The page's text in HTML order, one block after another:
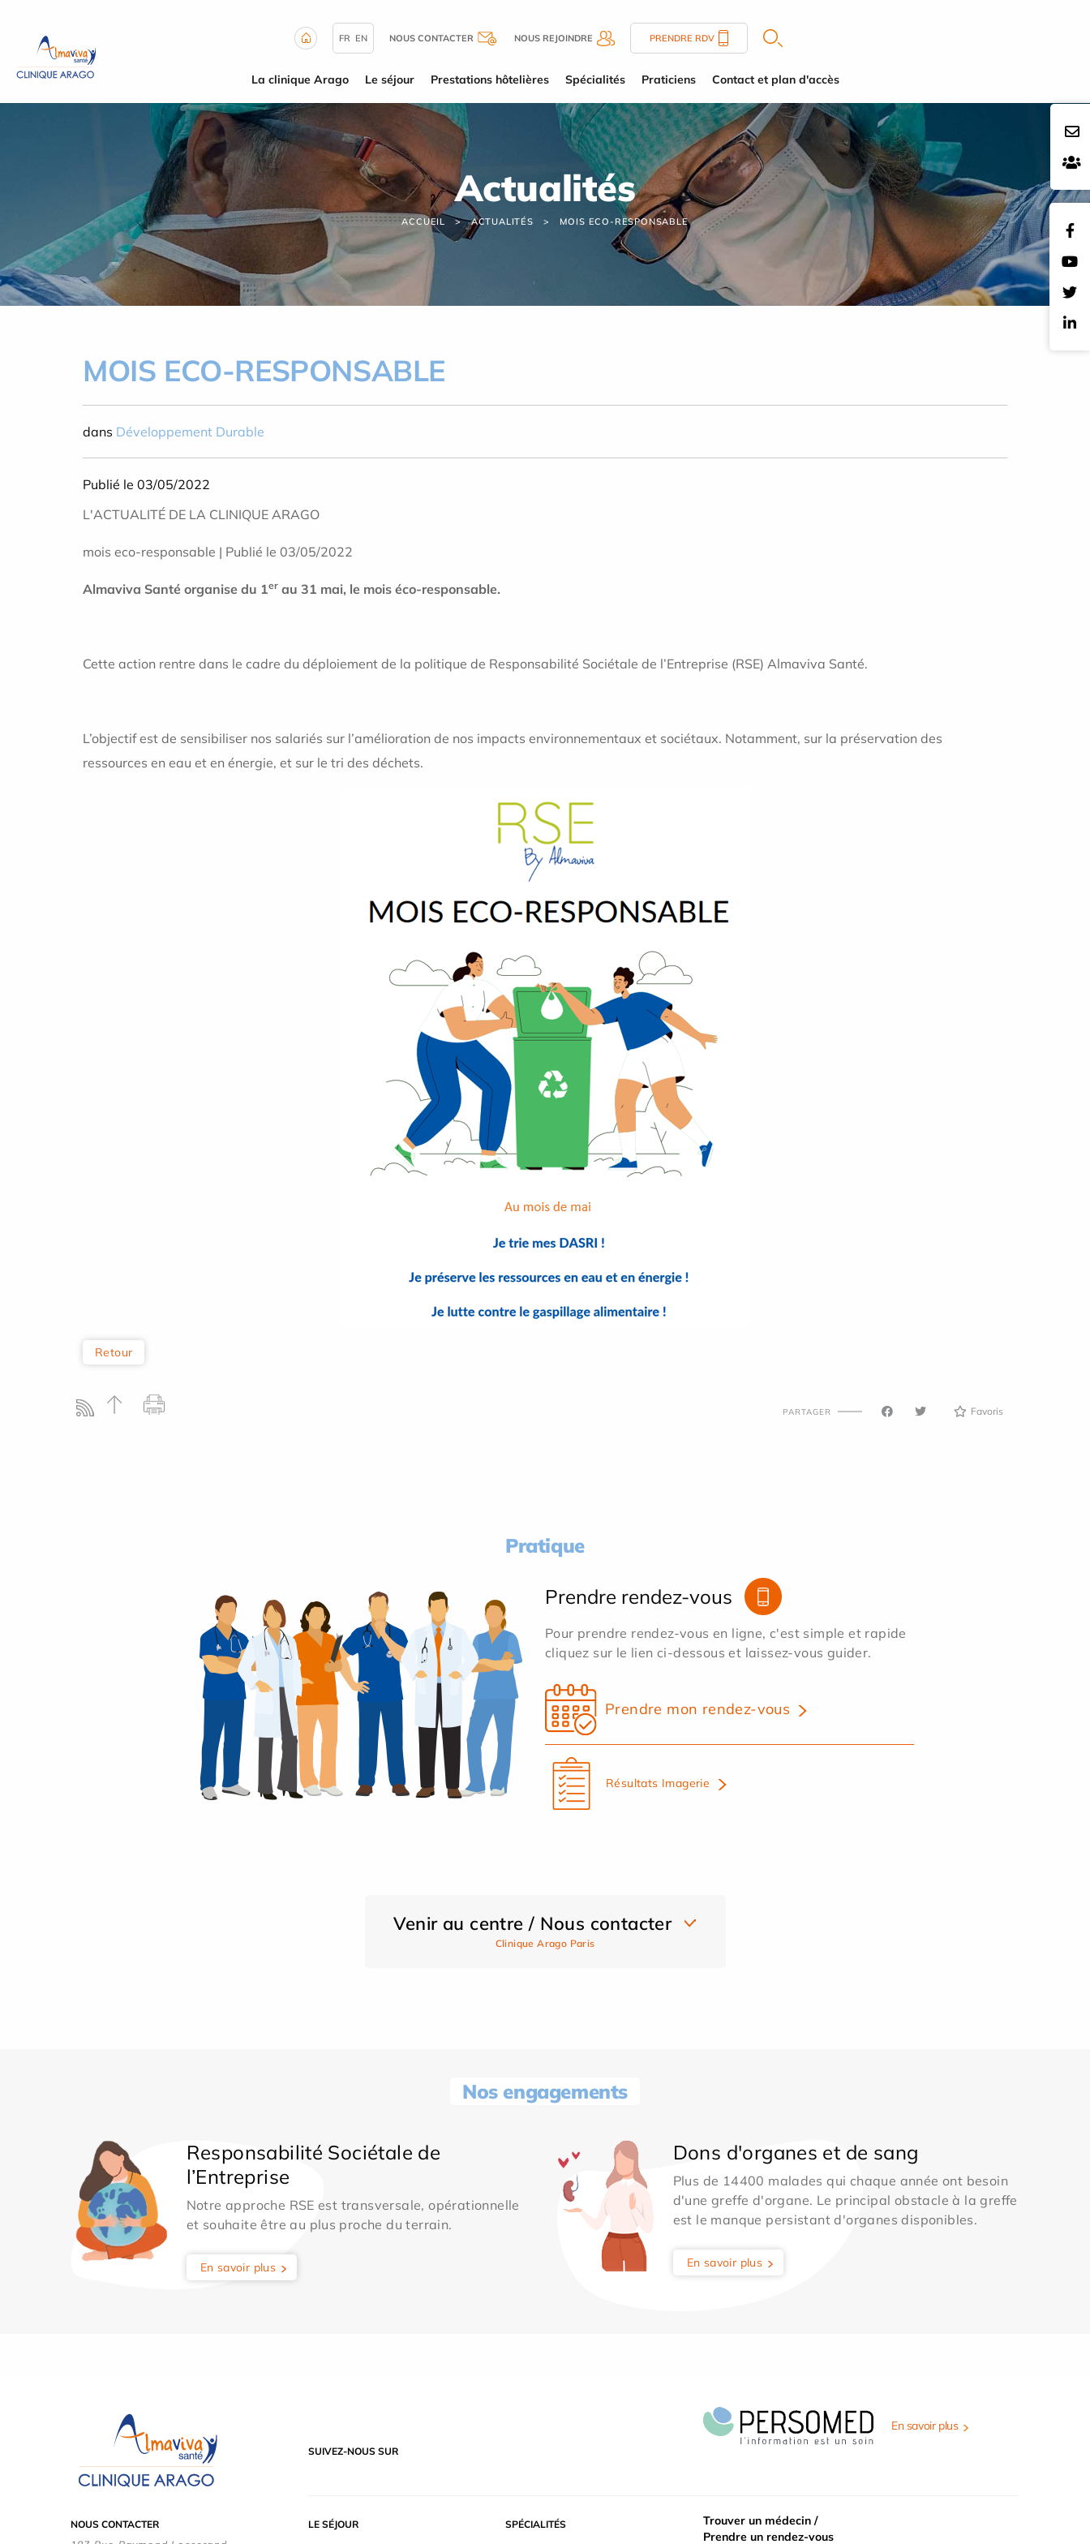
FR EN NOUS CONTACTER NOUS REJOINDRE PRENDRE RDV
La clinique Arago Le séjour Prestations hôtelières Spécialités Praticiens Contact et plan d'accès
Actualités
ACCUEIL ACTUALITÉS MOIS ECO-RESPONSABLE
MOIS ECO-RESPONSABLE
dans Développement Durable
Publié le 03/05/2022
L'ACTUALITÉ DE LA CLINIQUE ARAGO
mois eco-responsable | Publié le 03/05/2022
Almaviva Santé organise du 1er au 31 mai, le mois éco-responsable.
Cette action rentre dans le cadre du déploiement de la politique de Responsabilité Sociétale de l’Entreprise (RSE) Almaviva Santé.
L’objectif est de sensibiliser nos salariés sur l’amélioration de nos impacts environnementaux et sociétaux. Notamment, sur la préservation des
ressources en eau et en énergie, et sur le tri des déchets.
Retour
PARTAGER Favoris
Pratique
Prendre rendez-vous
Pour prendre rendez-vous en ligne, c'est simple et rapide
cliquez sur le lien ci-dessous et laissez-vous guider.
Prendre mon rendez-vous
Résultats Imagerie
Venir au centre / Nous contacter
Clinique Arago Paris
Nos engagements
Responsabilité Sociétale de
l’Entreprise
Notre approche RSE est transversale, opérationnelle
et souhaite être au plus proche du terrain.
En savoir plus
Dons d'organes et de sang
Plus de 14400 malades qui chaque année ont besoin
d'une greffe d'organe. Le principal obstacle à la greffe
est le manque persistant d'organes disponibles.
En savoir plus
SUIVEZ-NOUS SUR
En savoir plus
NOUS CONTACTER
LE SÉJOUR
SPÉCIALITÉS
Trouver un médecin /
Prendre un rendez-vous